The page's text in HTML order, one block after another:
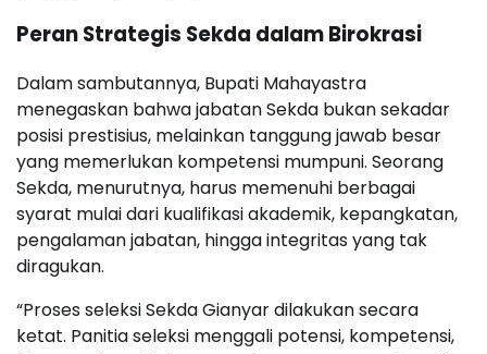
Peran Strategis Sekda dalam Birokrasi
Dalam sambutannya, Bupati Mahayastra
menegaskan bahwa jabatan Sekda bukan sekadar
posisi prestisius, melainkan tanggung jawab besar
yang memerlukan kompetensi mumpuni. Seorang
Sekda, menurutnya, harus memenuhi berbagai
syarat mulai dari kualifikasi akademik, kepangkatan,
pengalaman jabatan, hingga integritas yang tak
diragukan.
“Proses seleksi Sekda Gianyar dilakukan secara
ketat. Panitia seleksi menggali potensi, kompetensi,